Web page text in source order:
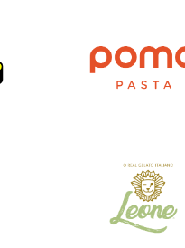
VEJA MAIS
VEJA MAIS